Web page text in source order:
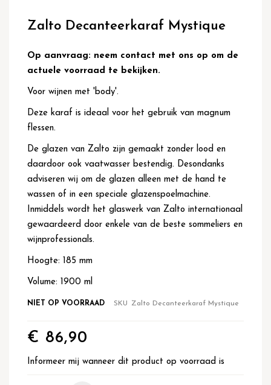
het
van
gallerij
Zalto Decanteerkaraf Mystique
Op aanvraag: neem contact met ons op om de
actuele voorraad te bekijken.
Voor wijnen met 'body'.
Deze karaf is ideaal voor het gebruik van magnum
flessen.
De glazen van Zalto zijn gemaakt zonder lood en
daardoor ook vaatwasser bestendig. Desondanks
adviseren wij om de glazen alleen met de hand te
wassen of in een speciale glazenspoelmachine.
Inmiddels wordt het glaswerk van Zalto internationaal
gewaardeerd door enkele van de beste sommeliers en
wijnprofessionals.
Hoogte: 185 mm
Volume: 1900 ml
NIET OP VOORRAAD SKU Zalto Decanteerkaraf Mystique
€ 86,90
Informeer mij wanneer dit product op voorraad is